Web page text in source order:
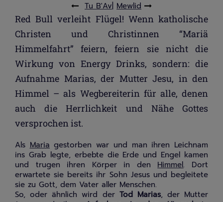
Tu B'Av Mewlid
Red Bull verleiht Flügel! Wenn katholische
Christen und Christinnen “Mariä
Himmelfahrt” feiern, feiern sie nicht die
Wirkung von Energy Drinks, sondern: die
Aufnahme Marias, der Mutter Jesu, in den
Himmel – als Wegbereiterin für alle, denen
auch die Herrlichkeit und Nähe Gottes
versprochen ist.
Als Maria gestorben war und man ihren Leichnam
ins Grab legte, erbebte die Erde und Engel kamen
und trugen ihren Körper in den Himmel. Dort
erwartete sie bereits ihr Sohn Jesus und begleitete
sie zu Gott, dem Vater aller Menschen.
So, oder ähnlich wird der Tod Marias, der Mutter